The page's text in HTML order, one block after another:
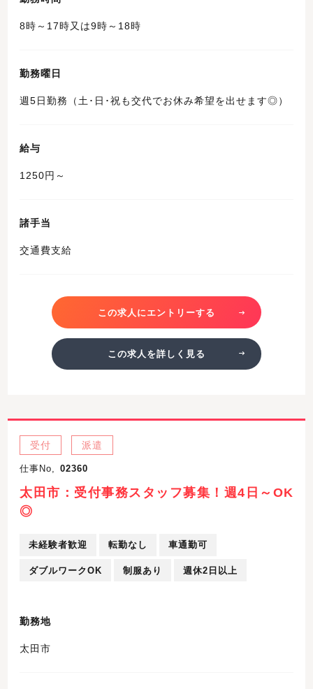
8時～17時又は9時～18時
勤務曜日
週5日勤務（土･日･祝も交代でお休み希望を出せます◎）
給与
1250円～
諸手当
交通費支給
この求人にエントリーする
この求人を詳しく見る
受付 派遣
仕事No, 02360
太田市：受付事務スタッフ募集！週4日～OK
◎
未経験者歓迎 転勤なし 車通勤可
ダブルワークOK 制服あり 週休2日以上
勤務地
太田市